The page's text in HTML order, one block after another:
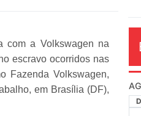
com a Volkswagen na
escravo ocorridos nas
Fazenda Volkswagen,
em Brasília (DF),